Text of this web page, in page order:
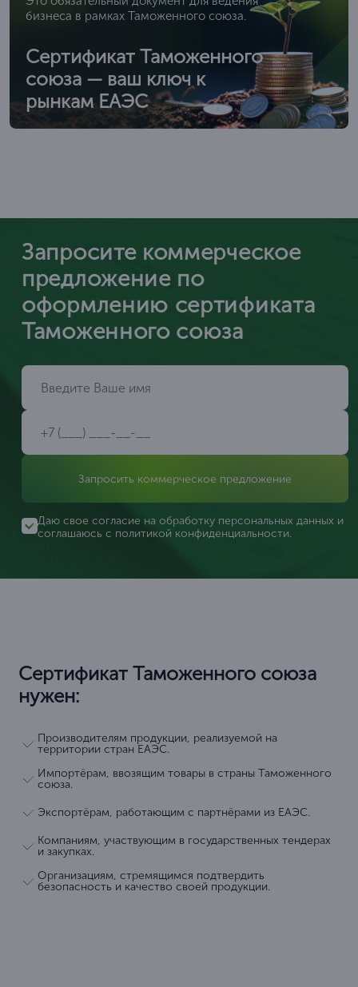
бизнеса в рамках Таможенного союза.
Сертификат Таможенного
союза — ваш ключ к
рынкам ЕАЭС
Запросите коммерческое
предложение по
оформлению сертификата
Таможенного союза
Запросить коммерческое предложение
Даю свое согласие на обработку персональных данных и
соглашаюсь с политикой конфиденциальности.
Сертификат Таможенного союза
нужен:
Производителям продукции, реализуемой на
территории стран ЕАЭС.
Импортёрам, ввозящим товары в страны Таможенного
союза.
Экспортёрам, работающим с партнёрами из ЕАЭС.
Компаниям, участвующим в государственных тендерах
и закупках.
Организациям, стремящимся подтвердить
безопасность и качество своей продукции.